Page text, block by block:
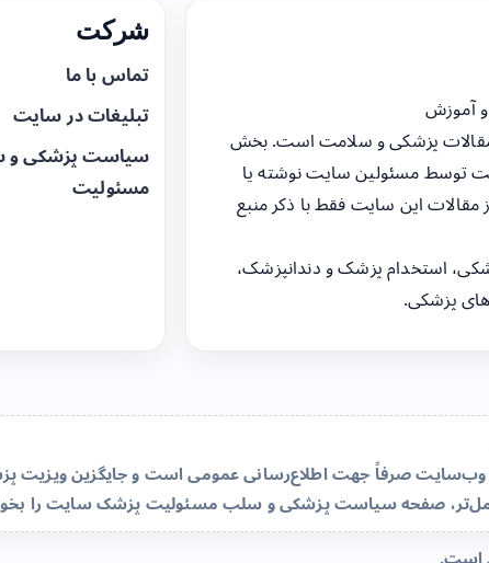
آموزش
پزشکی و سلامت است. بخش
توسط مسئولین سایت نوشته یا
مقالات این سایت فقط با ذکر منبع
استخدام پزشک و دندانپزشک،
شرکت
تماس با ما
تبلیغات در سایت
سیاست پزشکی
مسئولیت
وب‌سایت صرفاً جهت اطلاع‌رسانی عمومی است و جایگزین
صفحهسیاست پزشکی و سلب مسئولیت پزشک سایترا